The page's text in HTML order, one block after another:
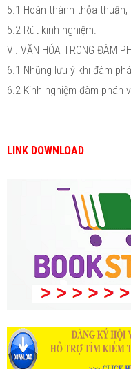
5.1 Hoàn thành thỏa thuận;
5.2 Rút kinh nghiệm.
VI. VĂN HÓA TRONG ĐÀM
6.1 Nhũng lưu ý khi đàm
6.2 Kinh nghiệm đàm phán
LINK DOWNLOAD